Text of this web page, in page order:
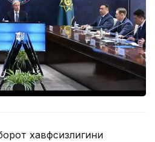
хавфсизлигини